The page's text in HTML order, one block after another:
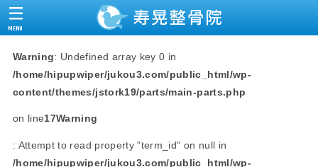
MENU
Warning: Undefined array key 0 in
/home/hipupwiper/jukou3.com/public_html/wp-
content/themes/jstork19/parts/main-parts.php
on line17Warning
: Attempt to read property "term_id" on null in
/home/hipupwiper/jukou3.com/public_html/wp-